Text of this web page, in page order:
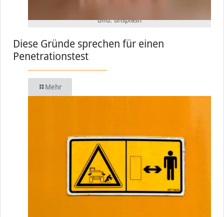
Bild: unsplash
Diese Gründe sprechen für einen
Penetrationstest
Mehr